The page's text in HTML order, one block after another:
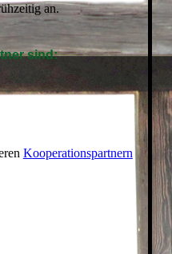
an.
sind:
Kooperationspartnern